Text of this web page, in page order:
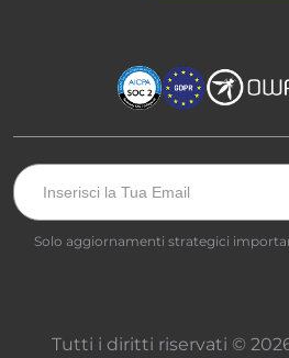
Solo aggiornamenti strategici
Tutti i diritti riservati ©